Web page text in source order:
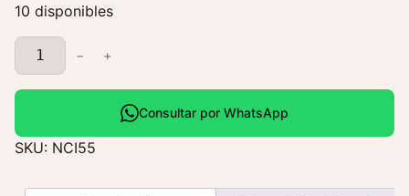
10 disponibles
C
a
l
f
a
− +
Consultar por WhatsApp
SKU: NCI55